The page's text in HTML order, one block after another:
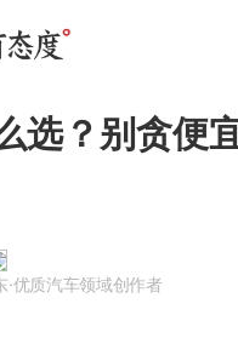
选？别贪便
·优质汽车领域创作者